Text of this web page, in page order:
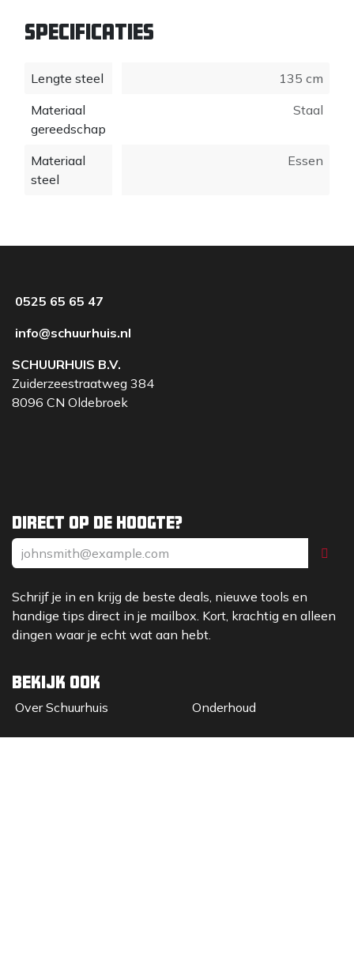
Specificaties
Lengte steel
135 cm
Materiaal
gereedschap
Staal
Materiaal
steel
Essen
Direct op de hoogte?
Schrijf je in en krijg de beste deals, nieuwe tools en
handige tips direct in je mailbox. Kort, krachtig en alleen
dingen waar je echt wat aan hebt.
Bekijk ook
Over Sc​huurhuis
Onderhoud
0525 65 65 47
info@schuurhuis.nl
SCHUURHUIS B.V.
Zuiderzeestraatweg 384
8096 CN Oldebroek